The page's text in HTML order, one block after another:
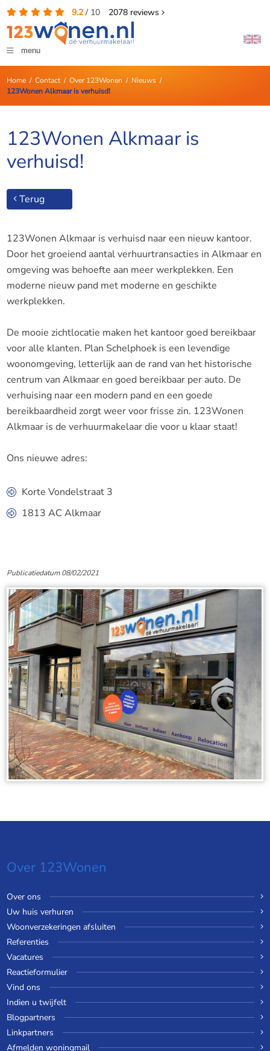
9.2/ 10 2078reviews
menu
Home/ Contact/ Over 123Wonen / Nieuws/
123Wonen Alkmaar is verhuisd!
123Wonen Alkmaar is
verhuisd!
Terug
123Wonen Alkmaar is verhuisd naar een nieuw kantoor.
Door het groeiend aantal verhuurtransacties in Alkmaar en
omgeving was behoefte aan meer werkplekken. Een
moderne nieuw pand met moderne en geschikte
werkplekken.
De mooie zichtlocatie maken het kantoor goed bereikbaar
voor alle klanten. Plan Schelphoek is een levendige
woonomgeving, letterlijk aan de rand van het historische
centrum van Alkmaar en goed bereikbaar per auto. De
verhuising naar een modern pand en een goede
bereikbaardheid zorgt weer voor frisse zin. 123Wonen
Alkmaar is de verhuurmakelaar die voor u klaar staat!
Ons nieuwe adres:
Korte Vondelstraat 3
1813 AC Alkmaar
Publicatiedatum 08/02/2021
Over 123Wonen
Over ons
Uw huis verhuren
Woonverzekeringen afsluiten
Referenties
Vacatures
Reactieformulier
Vind ons
Indien u twijfelt
Blogpartners
Linkpartners
Afmelden woningmail